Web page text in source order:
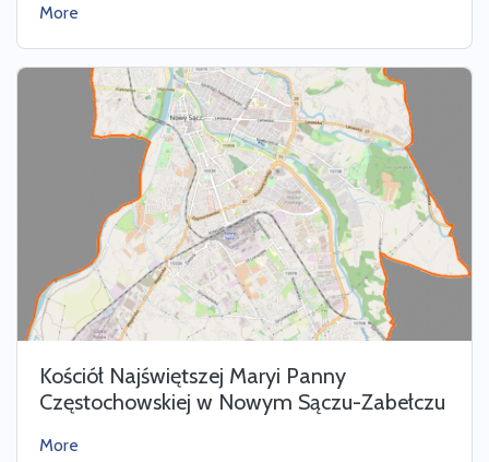
More
Kościół Najświętszej Maryi Panny
Częstochowskiej w Nowym Sączu-Zabełczu
More